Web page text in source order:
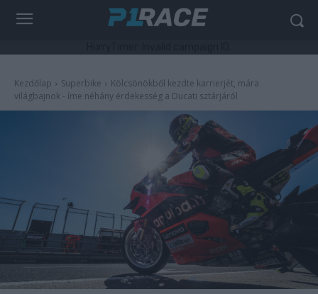
Kezdőlap Superbike
Kölcsönökből kezdte karrierjét, mára
világbajnok - íme néhány érdekesség a Ducati sztárjáról